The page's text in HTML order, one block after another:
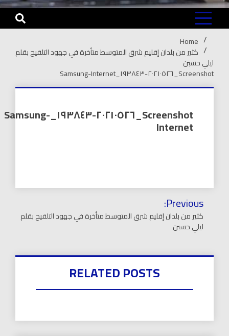
Home
كثير من بلدان إقليم شرق المتوسط متأخرة في جهود التلقيح بقلم
ليلي حسبن
Screenshot_٢٠٢١٠٥٢٦-١٩٣٨٤٣_Samsung-Internet
Screenshot_٢٠٢١٠٥٢٦-١٩٣٨٤٣_Samsung-
Internet
تصفّح
المقالات
Previous:
كثير من بلدان إقليم شرق المتوسط متأخرة في جهود التلقيح بقلم
ليلي حسبن
RELATED POSTS